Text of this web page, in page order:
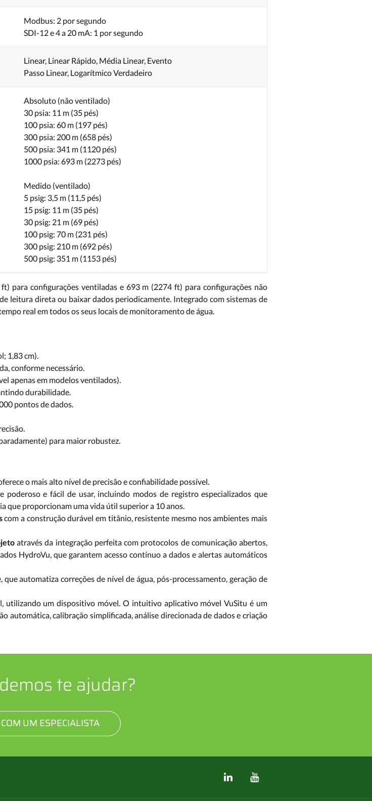
Modbus: 2 por segundo
SDI-12 e 4 a 20 mA: 1 por segundo
Linear, Linear Rápido, Média Linear, Evento
Passo Linear, Logarítmico Verdadeiro
Absoluto (não ventilado)
30 psia: 11 m (35 pés)
100 psia: 60 m (197 pés)
300 psia: 200 m (658 pés)
500 psia: 341 m (1120 pés)
1000 psia: 693 m (2273 pés)
Medido (ventilado)
5 psig: 3,5 m (11,5 pés)
15 psig: 11 m (35 pés)
30 psig: 21 m (69 pés)
100 psig: 70 m (231 pés)
300 psig: 210 m (692 pés)
500 psig: 351 m (1153 pés)
para configurações ventiladas e 693 m (2274 ft) para configurações não
leitura direta ou baixar dados periodicamente. Integrado com sistemas de
real em todos os seus locais de monitoramento de água.
1,83 cm).
conforme necessário.
apenas em modelos ventilados).
durabilidade.
pontos de dados.
para maior robustez.
o mais alto nível de precisão e confiabilidade possível.
poderoso e fácil de usar, incluindo modos de registro especializados que
que proporcionam uma vida útil superior a 10 anos.
com a construção durável em titânio, resistente mesmo nos ambientes mais
através da integração perfeita com protocolos de comunicação abertos,
HydroVu, que garantem acesso contínuo a dados e alertas automáticos
automatiza correções de nível de água, pós-processamento, geração de
utilizando um dispositivo móvel. O intuitivo aplicativo móvel VuSitu é um
automática, calibração simplificada, análise direcionada de dados e criação
te ajudar?
UM ESPECIALISTA